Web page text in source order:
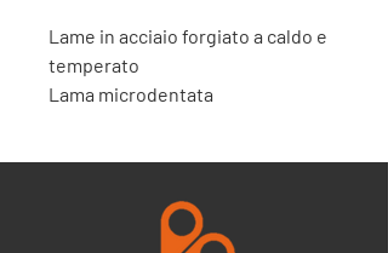
Lame in acciaio forgiato a caldo e
temperato
Lama microdentata